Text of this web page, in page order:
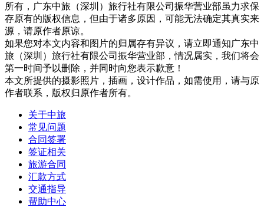
所有，广东中旅（深圳）旅行社有限公司振华营业部虽力求保
存原有的版权信息，但由于诸多原因，可能无法确定其真实来
源，请原作者原谅。
如果您对本文内容和图片的归属存有异议，请立即通知广东中
旅（深圳）旅行社有限公司振华营业部，情况属实，我们将会
第一时间予以删除，并同时向您表示歉意！
本文所提供的摄影照片，插画，设计作品，如需使用，请与原
作者联系，版权归原作者所有。
关于中旅
常见问题
合同签署
签证相关
旅游合同
汇款方式
交通指导
帮助中心